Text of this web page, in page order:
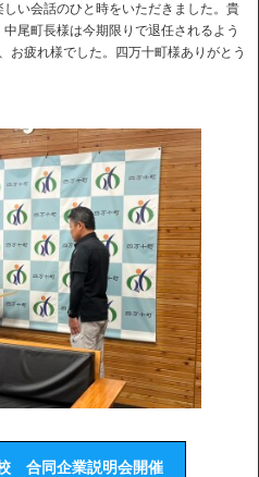
い会話のひと時をいただきました。貴
尾町長様は今期限りで退任されるよう
お疲れ様でした。四万十町様ありがとう
合同企業説明会開催